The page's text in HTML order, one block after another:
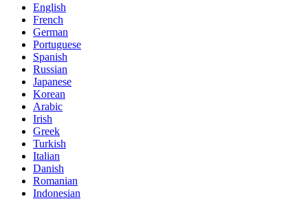
English
French
German
Portuguese
Spanish
Russian
Japanese
Korean
Arabic
Irish
Greek
Turkish
Italian
Danish
Romanian
Indonesian